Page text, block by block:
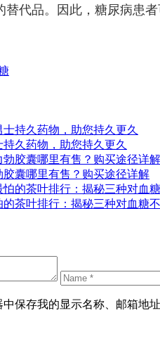
替代品。因此，糖尿病患
久药物，助您持久更久
胶囊哪里有售？购买途径详解
的茶叶排行：揭秘三种对血糖
保存我的显示名称、邮箱地